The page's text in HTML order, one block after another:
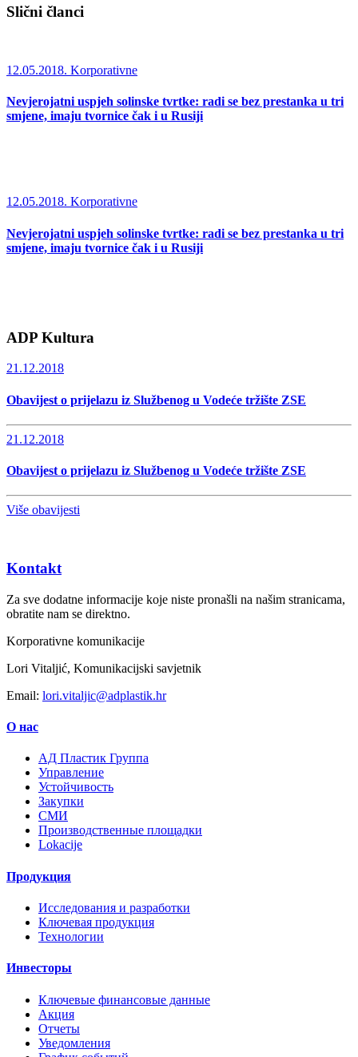
Slični članci
12.05.2018. Korporativne
Nevjerojatni uspjeh solinske tvrtke: radi se bez prestanka u tri
smjene, imaju tvornice čak i u Rusiji
12.05.2018. Korporativne
Nevjerojatni uspjeh solinske tvrtke: radi se bez prestanka u tri
smjene, imaju tvornice čak i u Rusiji
ADP Kultura
21.12.2018
Obavijest o prijelazu iz Službenog u Vodeće tržište ZSE
21.12.2018
Obavijest o prijelazu iz Službenog u Vodeće tržište ZSE
Više obavijesti
Kontakt
Za sve dodatne informacije koje niste pronašli na našim stranicama,
obratite nam se direktno.
Korporativne komunikacije
Lori Vitaljić, Komunikacijski savjetnik
Email: lori.vitaljic@adplastik.hr
О нас
AД Пластик Группа
Управление
Устойчивость
Закупки
СМИ
Производственные площадки
Lokacije
Продукция
Исследования и разработки
Ключевая продукция
Технологии
Инвесторы
Ключевые финансовые данные
Акция
Отчеты
Уведомления